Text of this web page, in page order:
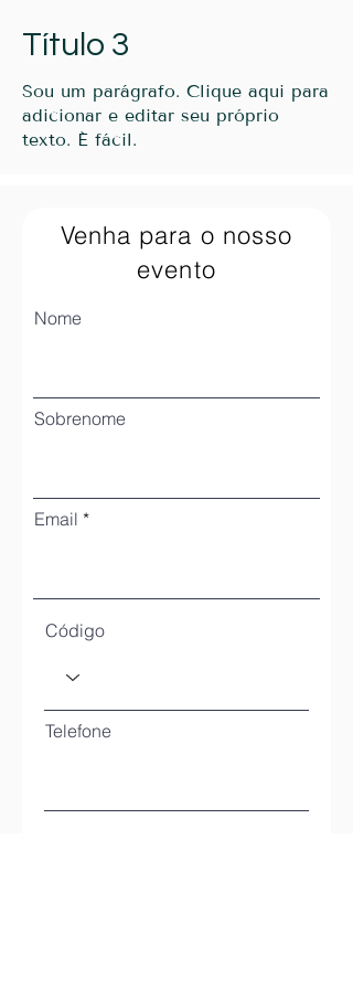
Título 3
Sou um parágrafo. Clique aqui para
adicionar e editar seu próprio
texto. É fácil.
Venha para o nosso
evento
Nome
Sobrenome
Email
Código
Telefone